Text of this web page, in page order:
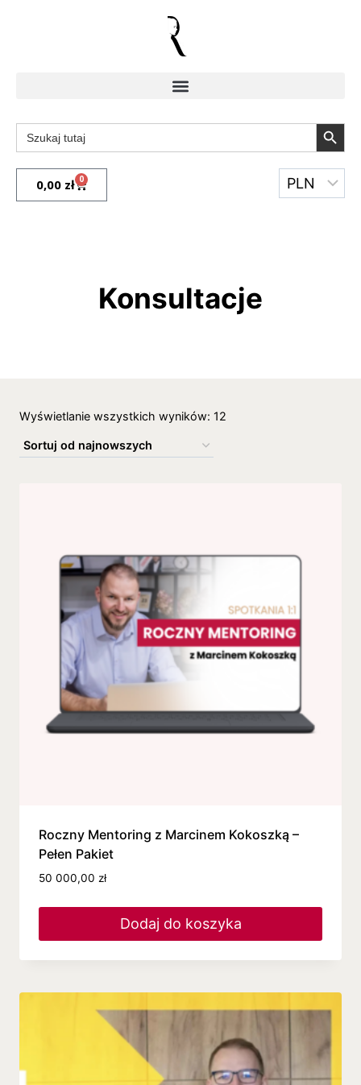
Search
for:
Search Button
0,00 zł 0
Konsultacje
Wyświetlanie wszystkich wyników: 12
Roczny Mentoring z Marcinem Kokoszką –
Pełen Pakiet
50 000,00 zł
Dodaj do koszyka